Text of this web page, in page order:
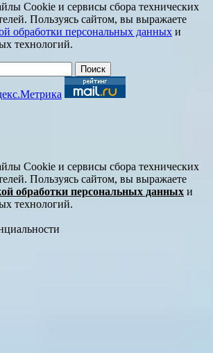
Cookie и сервисы сбора технических
Пользуясь сайтом, вы выражаете
обработки персональных данных и
технологий.
Cookie и сервисы сбора технических
Пользуясь сайтом, вы выражаете
обработки персональных данных и
технологий.